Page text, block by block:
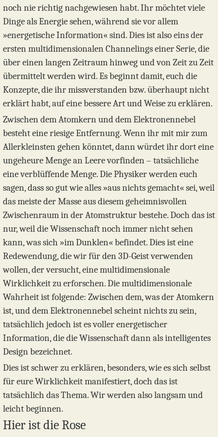
noch nie richtig nachgewiesen habt. Ihr möchtet viele
Dinge als Energie sehen, während sie vor allem
»energetische Information« sind. Dies ist also eins der
ersten multidimensionalen Channelings einer Serie, die
über einen langen Zeitraum hinweg und von Zeit zu Zeit
übermittelt werden wird. Es beginnt damit, euch die
Konzepte, die ihr missverstanden bzw. überhaupt nicht
erklärt habt, auf eine bessere Art und Weise zu erklären.
Zwischen dem Atomkern und dem Elektronennebel
besteht eine riesige Entfernung. Wenn ihr mit mir zum
Allerkleinsten gehen könntet, dann würdet ihr dort eine
ungeheure Menge an Leere vorfinden – tatsächliche
eine verblüffende Menge. Die Physiker werden euch
sagen, dass so gut wie alles »aus nichts gemacht« sei, weil
das meiste der Masse aus diesem geheimnisvollen
Zwischenraum in der Atomstruktur bestehe. Doch das ist
nur, weil die Wissenschaft noch immer nicht sehen
kann, was sich »im Dunklen« befindet. Dies ist eine
Redewendung, die wir für den 3D-Geist verwenden
wollen, der versucht, eine multidimensionale
Wirklichkeit zu erforschen. Die multidimensionale
Wahrheit ist folgende: Zwischen dem, was der Atomkern
ist, und dem Elektronennebel scheint nichts zu sein,
tatsächlich jedoch ist es voller energetischer
Information, die die Wissenschaft dann als intelligentes
Design bezeichnet.
Dies ist schwer zu erklären, besonders, wie es sich selbst
für eure Wirklichkeit manifestiert, doch das ist
tatsächlich das Thema. Wir werden also langsam und
leicht beginnen.
Hier ist die Rose